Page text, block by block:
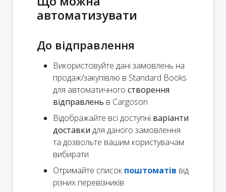
автоматизувати
До відправлення
Використовуйте дані замовлень на
продаж/закупівлю в Standard Books
для автоматичного створення
відправлень в Cargoson
Відображайте всі доступні варіанти
доставки для даного замовлення
та дозвольте вашим користувачам
вибирати
Отримайте список поштоматів від
різних перевізників